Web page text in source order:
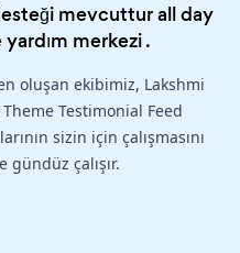
mevcuttur all day
yardım merkezi.
oluşan ekibimiz, Lakshmi
Testimonial Feed
sizin için çalışmasını
gündüz çalışır.